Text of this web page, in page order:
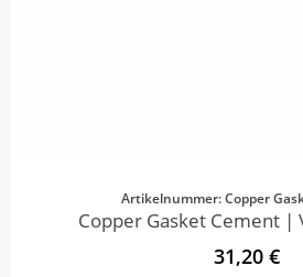
Artikelnummer: Copper
Copper Gasket Cement |
31,20 €